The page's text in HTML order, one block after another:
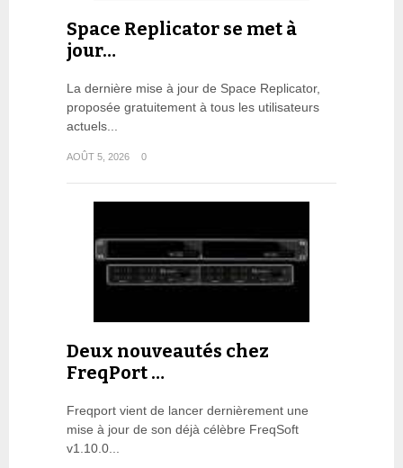
Space Replicator se met à
jour…
La dernière mise à jour de Space Replicator,
proposée gratuitement à tous les utilisateurs
actuels...
AOÛT 5, 2026 0
Deux nouveautés chez
FreqPort …
Freqport vient de lancer dernièrement une
mise à jour de son déjà célèbre FreqSoft
v1.10.0...